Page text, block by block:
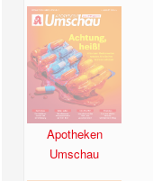
Apotheken
Umschau